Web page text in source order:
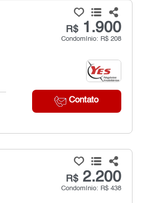
R$1.900
Condomínio: R$ 208
Contato
R$2.200
Condomínio: R$ 438